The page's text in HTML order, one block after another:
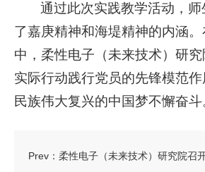
通过此次实践教学活动，师
了嘉庚精神和海堤精神的内涵
中，柔性电子（未来技术）研
实际行动践行党员的先锋模范
民族伟大复兴的中国梦不懈奋斗
Prev： 柔性电子（未来技术）研究院召开暑